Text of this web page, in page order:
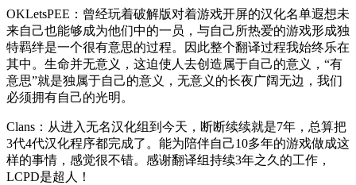
OKLetsPEE：曾经玩着破解版对着游戏开屏的汉化名单遐想未
来自己也能够成为他们中的一员，与自己所热爱的游戏形成独
特羁绊是一个很有意思的过程。因此整个翻译过程我始终乐在
其中。生命并无意义，这迫使人去创造属于自己的意义，“有
意思”就是独属于自己的意义，无意义的长夜广阔无边，我们
必须拥有自己的光明。
Clans：从进入无名汉化组到今天，断断续续就是7年，总算把
3代4代汉化程序都完成了。能为陪伴自己10多年的游戏做成这
样的事情，感觉很不错。感谢翻译组持续3年之久的工作，
LCPD是超人！